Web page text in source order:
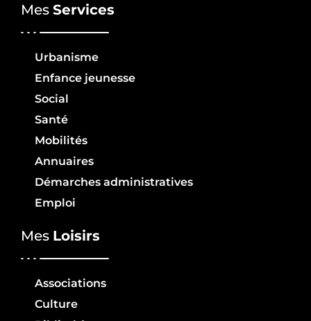
Mes Services
Urbanisme
Enfance jeunesse
Social
Santé
Mobilités
Annuaires
Démarches administratives
Emploi
Mes Loisirs
Associations
Culture